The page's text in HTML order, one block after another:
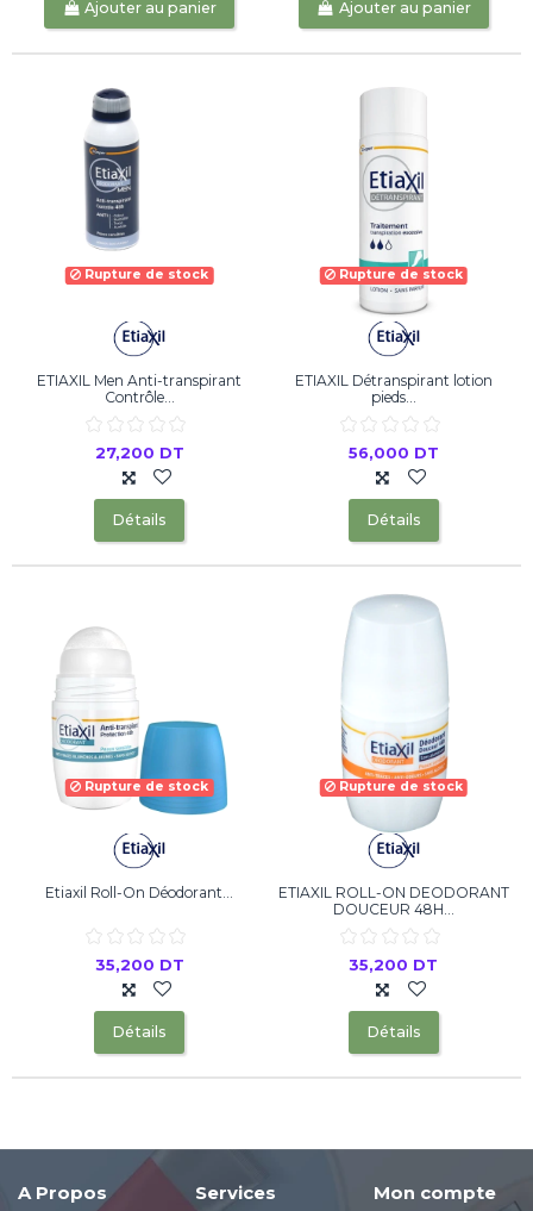
Ajouter au panier Ajouter au panier
Rupture de stock
ETIAXIL Men Anti-transpirant
Contrôle...
27,200 DT
Détails
Rupture de stock
ETIAXIL Détranspirant lotion
pieds...
56,000 DT
Détails
Rupture de stock
Etiaxil Roll-On Déodorant...
35,200 DT
Détails
Rupture de stock
ETIAXIL ROLL-ON DEODORANT
DOUCEUR 48H...
35,200 DT
Détails
A Propos Services Mon compte